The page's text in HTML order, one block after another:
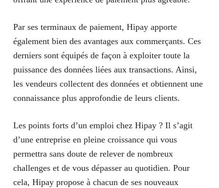
Par ses terminaux de paiement, Hipay apporte
également bien des avantages aux commerçants. Ces
derniers sont équipés de façon à exploiter toute la
puissance des données liées aux transactions. Ainsi,
les vendeurs collectent des données et obtiennent une
connaissance plus approfondie de leurs clients.
Les points forts d’un emploi chez Hipay ? Il s’agit
d’une entreprise en pleine croissance qui vous
permettra sans doute de relever de nombreux
challenges et de vous dépasser au quotidien. Pour
cela, Hipay propose à chacun de ses nouveaux